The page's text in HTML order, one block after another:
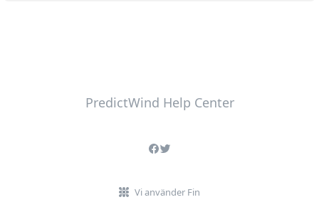
PredictWind Help Center
Vi använder Fin